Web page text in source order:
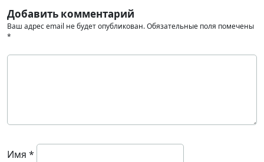
Добавить комментарий
Ваш адрес email не будет опубликован.Обязательные поля помечены
*
Имя *